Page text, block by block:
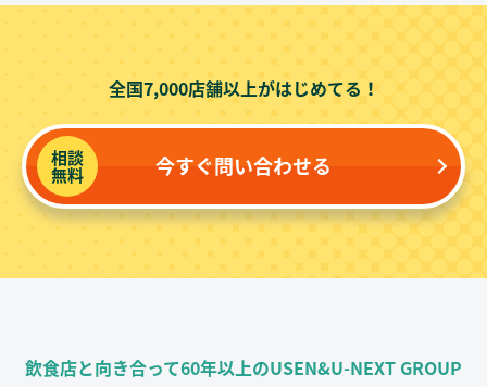
全国7,000店舗以上がはじめてる！
相談
無料 今すぐ問い合わせる
飲食店と向き合って60年以上のUSEN&U-NEXT GROUP